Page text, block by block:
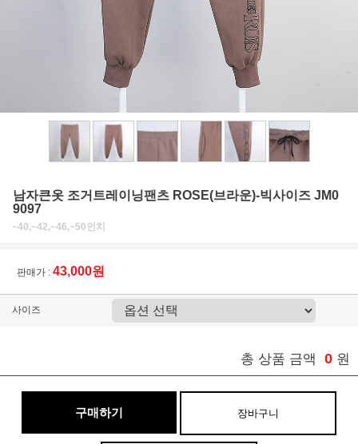
남자큰옷 조거트레이닝팬츠 ROSE(브라운)-빅사이즈 JM0
9097
~40,~42,~46,~50인치
판매가 : 43,000원
사이즈
총 상품 금액 0 원
구매하기 장바구니